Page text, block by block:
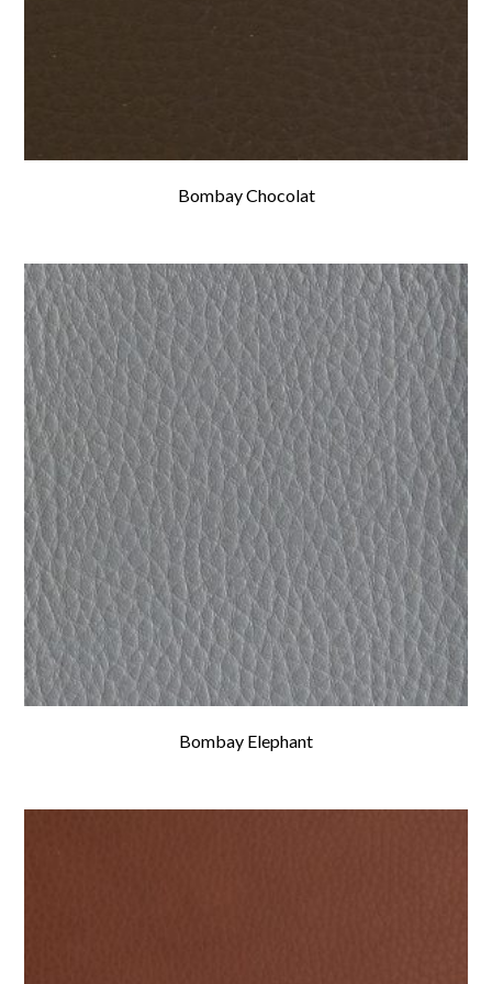
Bombay Chocolat
Bombay Elephant